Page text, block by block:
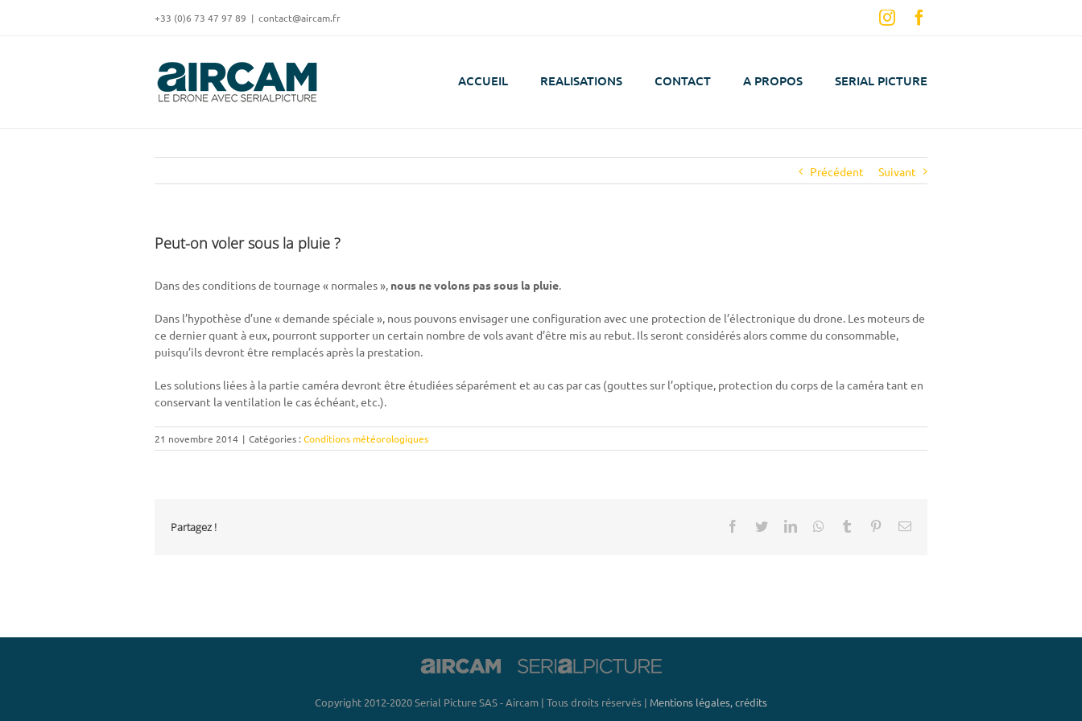
‭+33 (0)6 73 47 97 89 | contact@aircam.fr Instagram
ACCUEIL REALISATIONS CONTACT A PROPOS SERIAL PICTURE
Précédent Suivant
Peut-on voler sous la pluie ?
Dans des conditions de tournage « normales », nous ne volons pas sous la pluie.
Dans l’hypothèse d’une « demande spéciale », nous pouvons envisager une configuration avec une protection de l’électronique du drone. Les moteurs de
ce dernier quant à eux, pourront supporter un certain nombre de vols avant d’être mis au rebut. Ils seront considérés alors comme du consommable,
puisqu’ils devront être remplacés après la prestation.
Les solutions liées à la partie caméra devront être étudiées séparément et au cas par cas (gouttes sur l’optique, protection du corps de la caméra tant en
conservant la ventilation le cas échéant, etc.).
21 novembre 2014 | Catégories : Conditions météorologiques
Partagez ! Facebook
TwitterLinkedInWhatsapp
Tumblr PinterestEmail
Copyright 2012-2020 Serial Picture SAS - Aircam | Tous droits réservés | Mentions légales, crédits